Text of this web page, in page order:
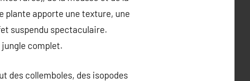
plante apporte une texture, une
suspendu spectaculaire.
complet.
des collemboles, des isopodes